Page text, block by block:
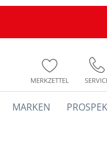
MERKZETTEL
MARKEN